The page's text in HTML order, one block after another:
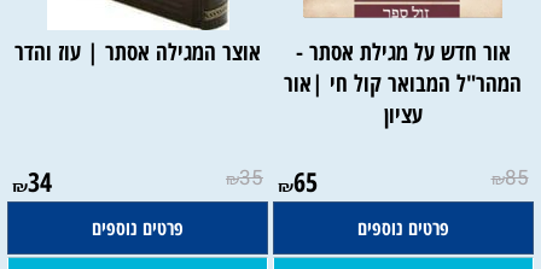
אור חדש על מגילת אסתר -
המהר"ל המבואר קול חי |אור
עציון
₪85
₪65
פרטים נוספים
אוצר המגילה אסתר | עוז והדר
₪35
₪34
פרטים נוספים